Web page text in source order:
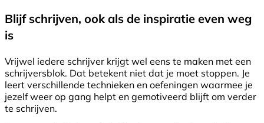
Blijf schrijven, ook als de inspiratie even weg
is
Vrijwel iedere schrijver krijgt wel eens te maken met een
schrijversblok. Dat betekent niet dat je moet stoppen. Je
leert verschillende technieken en oefeningen waarmee je
jezelf weer op gang helpt en gemotiveerd blijft om verder
te schrijven.